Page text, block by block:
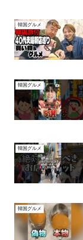
韓国グルメ
韓国グルメ
韓国グルメ
韓国グルメ